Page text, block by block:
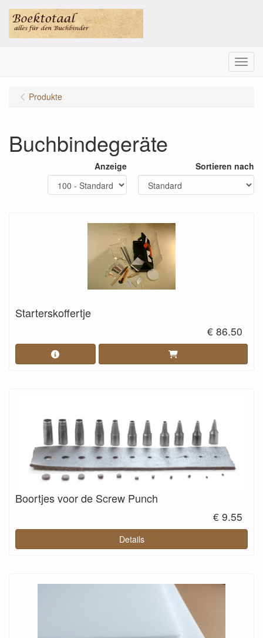
Menu
Produkte
Buchbindegeräte
Anzeige Sortieren nach
Starterskoffertje
€ 86.50
Boortjes voor de Screw Punch
€ 9.55
Details